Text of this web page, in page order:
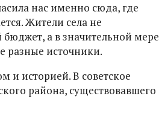
нас именно сюда, где
Жители села не
а в значительной мере
разные источники.
и историей. В советское
района, существовавшего